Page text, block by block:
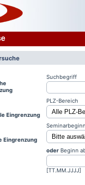
Suchbegriff
Eingrenzung
PLZ-Bereich
Eingrenzung
oder Beginn
[TT.MM.JJJJ]